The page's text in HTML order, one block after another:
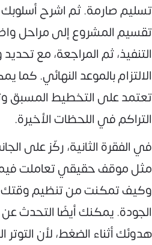
تسليم صارمة. ثم اشرح
تقسيم المشروع إلى مراحل
التنفيذ، ثم المراجعة، مع
الالتزام بالموعد النهائي. كما
تعتمد على التخطيط المسبق
التراكم في اللحظات الأخيرة.
في الفقرة الثانية، ركّز على
مثل موقف حقيقي تعاملت
وكيف تمكنت من تنظيم وقتك
الجودة. يمكنك أيضًا التحدث
هدوئك أثناء الضغط، لأن التوتر